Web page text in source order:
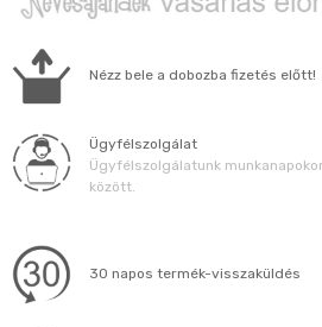
Nézz bele a dobozba fizetés előtt!
Ügyfélszolgálat
Ügyfélszolgálatunk
között.
30 napos termék-visszaküldés